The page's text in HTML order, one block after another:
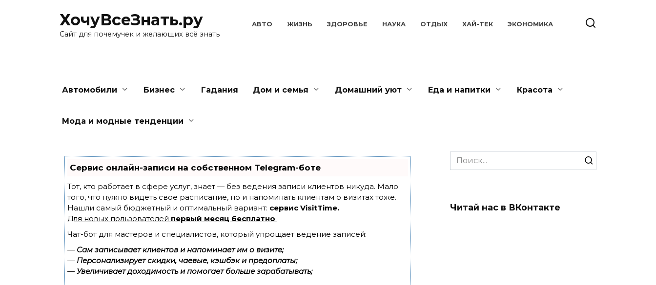
ХочуВсеЗнать.ру
Сайт для почемучек и желающих всё знать
АВТО ЖИЗНЬ ЗДОРОВЬЕ НАУКА ОТДЫХ ХАЙ-ТЕК ЭКОНОМИКА
Автомобили Бизнес Гадания Дом и семья Домашний уют Еда и напитки Красота
Мода и модные тенденции
Сервис онлайн-записи на собственном Telegram-боте
Тот, кто работает в сфере услуг, знает — без ведения записи клиентов никуда. Мало
того, что нужно видеть свое расписание, но и напоминать клиентам о визитах тоже.
Нашли самый бюджетный и оптимальный вариант: сервис VisitTime.
Для новых пользователей первый месяц бесплатно.
Чат-бот для мастеров и специалистов, который упрощает ведение записей:
— Сам записывает клиентов и напоминает им о визите;
— Персонализирует скидки, чаевые, кэшбэк и предоплаты;
— Увеличивает доходимость и помогает больше зарабатывать;
Search
for:
Читай нас в ВКонтакте